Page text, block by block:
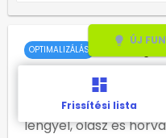
Beállítás:
A funkció a
Vevők >
felületen lévő
OPTIMALIZÁLÁS
Barion
Mostantól a Barion
lengyel, olasz és
lightbulb ÚJ
Frissítési lista